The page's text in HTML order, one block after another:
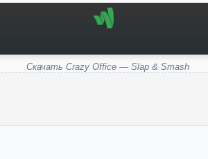
Скачать Crazy Office — Slap & Smash